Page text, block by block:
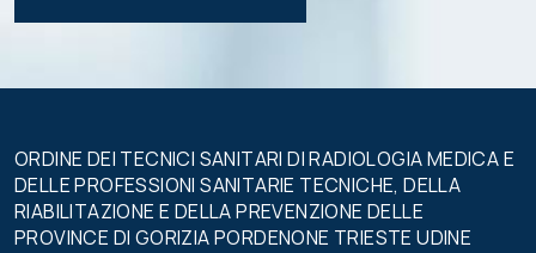
ORDINE DEI TECNICI SANITARI DI RADIOLOGIA MEDICA E
DELLE PROFESSIONI SANITARIE TECNICHE, DELLA
RIABILITAZIONE E DELLA PREVENZIONE DELLE
PROVINCE DI GORIZIA PORDENONE TRIESTE UDINE